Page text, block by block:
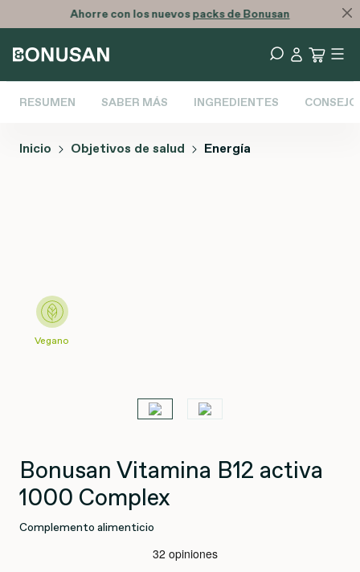
Ahorre con los nuevospacks de Bonusan
RESUMEN SABER MÁS INGREDIENTES
Inicio Objetivos de salud Energía
Vegano
Bonusan Vitamina B12 activa
1000 Complex
Complemento alimenticio